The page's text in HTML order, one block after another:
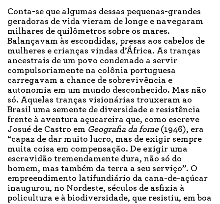
Conta-se que algumas dessas pequenas-grandes
geradoras de vida vieram de longe e navegaram
milhares de quilômetros sobre os mares.
Balançavam às escondidas, presas aos cabelos de
mulheres e crianças vindas d’África. As tranças
ancestrais de um povo condenado a servir
compulsoriamente na colônia portuguesa
carregavam a chance de sobrevivência e
autonomia em um mundo desconhecido. Mas não
só. Aquelas tranças visionárias trouxeram ao
Brasil uma semente de diversidade e resistência
frente à aventura açucareira que, como escreve
Josué de Castro em Geografia da fome(1946), era
“capaz de dar muito lucro, mas de exigir sempre
muita coisa em compensação. De exigir uma
escravidão tremendamente dura, não só do
homem, mas também da terra a seu serviço”. O
empreendimento latifundiário da cana-de-açúcar
inaugurou, no Nordeste, séculos de asfixia à
policultura e à biodiversidade, que resistiu, em boa